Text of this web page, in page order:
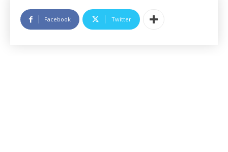
Facebook Twitter